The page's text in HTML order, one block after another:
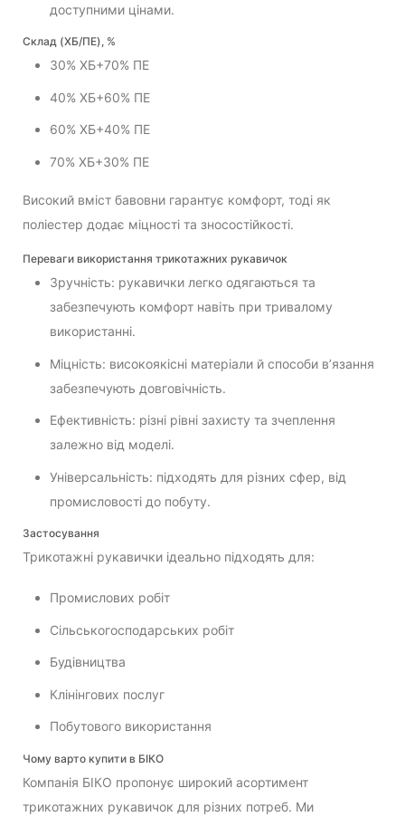
доступними цінами.
Склад (ХБ/ПЕ), %
30% ХБ+70% ПЕ
40% ХБ+60% ПЕ
60% ХБ+40% ПЕ
70% ХБ+30% ПЕ
Високий вміст бавовни гарантує комфорт, тоді як
поліестер додає міцності та зносостійкості.
Переваги використання трикотажних рукавичок
Зручність: рукавички легко одягаються та
забезпечують комфорт навіть при тривалому
використанні.
Міцність: високоякісні матеріали й способи в’язання
забезпечують довговічність.
Ефективність: різні рівні захисту та зчеплення
залежно від моделі.
Універсальність: підходять для різних сфер, від
промисловості до побуту.
Застосування
Трикотажні рукавички ідеально підходять для:
Промислових робіт
Сільськогосподарських робіт
Будівництва
Клінінгових послуг
Побутового використання
Чому варто купити в БІКО
Компанія БІКО пропонує широкий асортимент
трикотажних рукавичок для різних потреб. Ми